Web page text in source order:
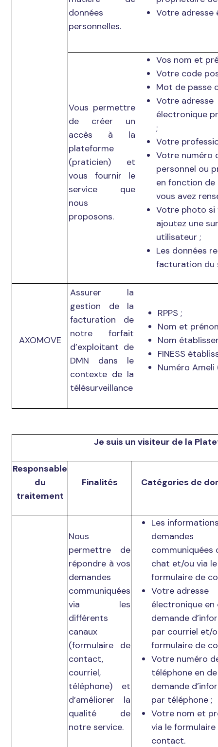
données
personnelles.
Votre adresse
Vous permettre
de créer un
accès à la
plateforme
(praticien) et
vous fournir le
service que
nous
proposons.
Vos nom et
Votre code
Mot de passe
Votre adresse
électronique
;
Votre
Votre numéro
personnel ou
en fonction de
vous avez
Votre photo si
ajoutez une
utilisateur ;
Les données
facturation du
AXOMOVE
Assurer la
gestion de la
facturation de
notre forfait
d’exploitant de
DMN dans le
contexte de la
télésurveillance
RPPS ;
Nom et
Nom
FINESS
Numéro Ameli
Je suis un visiteur de la
Responsable
du
traitement
Finalités Catégories de
Nous
permettre de
répondre à vos
demandes
communiquées
via les
différents
canaux
(formulaire de
contact,
courriel,
téléphone) et
d’améliorer la
qualité de
notre service.
Les
demandes
communiquées
chat et/ou via le
formulaire de
Votre adresse
électronique en
demande
par courriel et/
formulaire de
Votre numéro
téléphone en de
demande
par téléphone ;
Votre nom et
via le formulaire
contact.